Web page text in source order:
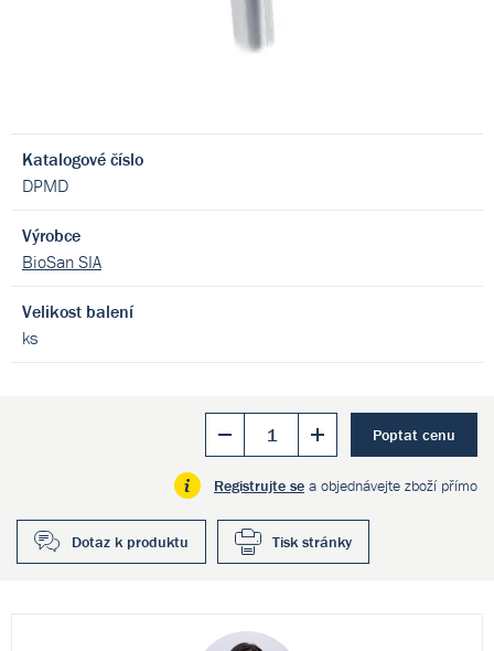
Katalogové číslo
DPMD
Výrobce
BioSan SIA
Velikost balení
ks
Poptat cenu
Registrujte se a objednávejte zboží přímo
Dotaz k produktu Tisk stránky